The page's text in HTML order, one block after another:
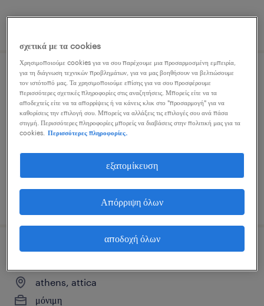
sales operations specialist
alimos, attica
μόνιμη
δημοσιεύτηκε 7 ιουλίου 2026
executive assistant
athens, attica
μόνιμη
σχετικά με τα cookies
Χρησιμοποιούμε cookies για να σου παρέχουμε μια προσαρμοσμένη εμπειρία,
για τη διάγνωση τεχνικών προβλημάτων, για να μας βοηθήσουν να βελτιώσουμε
τον ιστότοπό μας. Τα χρησιμοποιούμε επίσης για να σου προσφέρουμε
περισσότερες σχετικές πληροφορίες στις αναζητήσεις. Μπορείς είτε να τα
αποδεχτείς είτε να τα απορρίψεις ή να κάνεις κλικ στο "προσαρμογή" για να
καθορίσεις την επιλογή σου. Μπορείς να αλλάξεις τις επιλογές σου ανά πάσα
στιγμή. Περισσότερες πληροφορίες μπορείς να διαβάσεις στην πολιτική μας για τα
cookies.
Περισσότερες πληροφορίες.
εξατομίκευση
Απόρριψη όλων
αποδοχή όλων